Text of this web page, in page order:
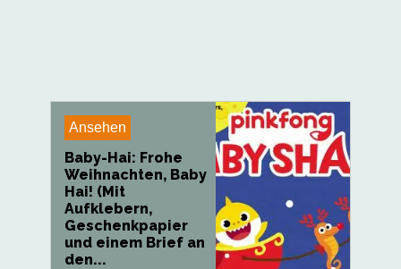
Ansehen
Baby-Hai: Frohe
Weihnachten, Baby
Hai! (Mit
Aufklebern,
Geschenkpapier
und einem Brief an
den...